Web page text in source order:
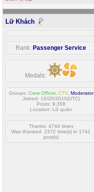
Lữ Khách
Rank: Passenger Service
Medals:
Groups: Crew Officer, CTV, Moderator
Joined: 10/20/2010(UTC)
Posts: 9,308
Location: Lữ quán
Thanks: 4744 times
Was thanked: 2372 time(s) in 1741
post(s)